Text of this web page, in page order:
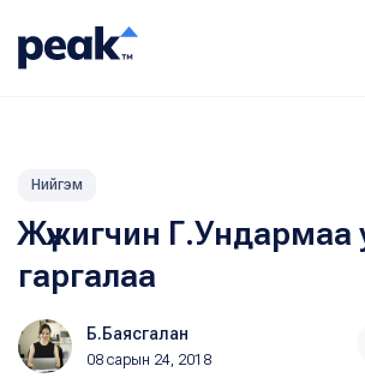
Нийгэм
Жүжигчин Г.Ундармаа
гаргалаа
Б.Баясгалан
08 сарын 24, 2018